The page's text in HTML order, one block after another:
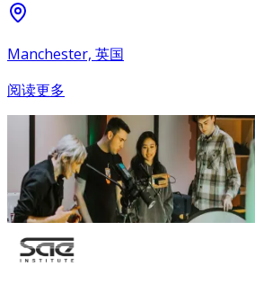
Manchester, 英国
阅读更多